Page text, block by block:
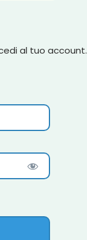
al tuo account.